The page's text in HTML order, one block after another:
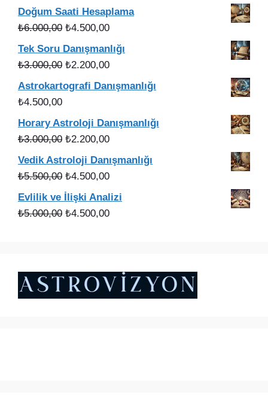
fiyat:
₺3.750,00.
andaki
fiyat:
Doğum Saati Hesaplama
₺6.000,00 Orijinal
fiyat:
₺6.000,00.
₺4.500,00Şu
andaki
fiyat:
Tek Soru Danışmanlığı
₺3.000,00 Orijinal
fiyat:
₺2.200,00Şu
Astrokartografi Danışmanlığı
₺4.500,00
Horary Astroloji Danışmanlığı
₺3.000,00 Orijinal
fiyat:
₺3.000,00.
₺2.200,00Şu
fiyat:
Vedik Astroloji Danışmanlığı
₺5.500,00 Orijinal
fiyat:
₺5.500,00.
₺4.500,00Şu
andaki
fiyat:
Evlilik ve İlişki Analizi
₺5.000,00 Orijinal
₺4.500,00Şu